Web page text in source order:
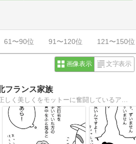
61〜90位 91〜120位 121〜150位
画像表示 文字表示
フランス家族